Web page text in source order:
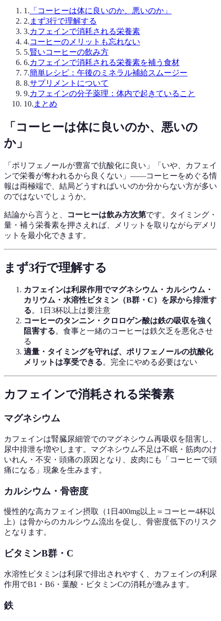
1 . 「コーヒーは体に良いのか、悪いのか」
2. まず3行で理解する
3.カフェインで消耗される栄養素
4.コーヒーのメリットも忘れない
5.賢いコーヒーの飲み方
6.カフェインで消耗される栄養素を補う食材
7.簡単レシピ：午後のミネラル補給スムージー
8.サプリメントについて
9.カフェインの分子薬理：体内で起きていること
10. まとめ
「コーヒーは体に良いのか、悪いの
か」
「ポリフェノールが豊富で抗酸化に良い」「いや、カフェイ
ンで栄養が奪われるから良くない」——コーヒーをめぐる情
報は両極端で、結局どうすればいいのか分からない方が多い
のではないでしょうか。
結論から言うと、 コーヒーは飲み方次第です。タイミング・
量・補う栄養素を押さえれば、メリットを取りながらデメリ
ットを最小化できます。
まず3行で理解する
カフェインは利尿作用でマグネシウム・カルシウム・
カリウム・水溶性ビタミン（B群・C）を尿から排泄す
る。1日3杯以上は要注意
コーヒーのタンニン・クロロゲン酸は鉄の吸収を強く
阻害する。食事と一緒のコーヒーは鉄欠乏を悪化させ
る
適量・タイミングを守れば、ポリフェノールの抗酸化
メリットは享受できる。完全にやめる必要はない
カフェインで消耗される栄養素
マグネシウム
カフェインは腎臓尿細管でのマグネシウム再吸収を阻害し、
尿中排泄を増やします。マグネシウム不足は不眠・筋肉のけ
いれん・不安・頭痛の原因となり、皮肉にも「コーヒーで頭
痛になる」現象を生みます。
カルシウム・骨密度
慢性的な高カフェイン摂取（1日400mg以上＝コーヒー4杯以
上）は骨からのカルシウム流出を促し、骨密度低下のリスク
となります。
ビタミンB群・C
水溶性ビタミンは利尿で排出されやすく、カフェインの利尿
作用でB1・B6・葉酸・ビタミンCの消耗が進みます。
鉄